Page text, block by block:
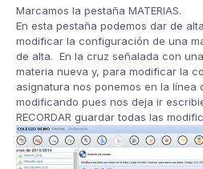
Marcamos la pestaña MATERIAS.
En esta pestaña podemos dar de
modificar la configuración de una
de alta. En la cruz señalada con
materia nueva y, para modificar la
asignatura nos ponemos en la línea
modificando pues nos deja ir
RECORDAR guardar todas las